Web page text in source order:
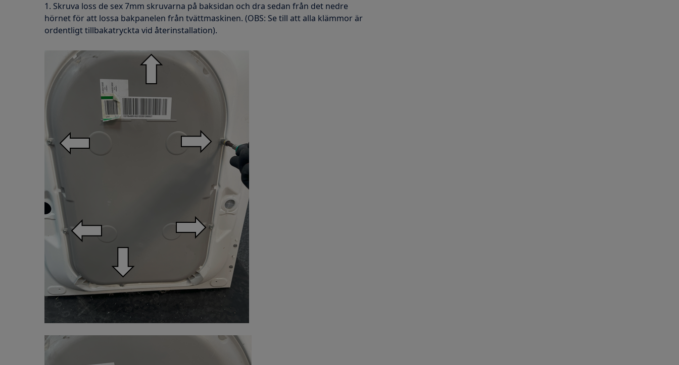
1. Skruva loss de sex 7mm skruvarna på baksidan och dra sedan från det nedre
hörnet för att lossa bakpanelen från tvättmaskinen. (OBS: Se till att alla klämmor är
ordentligt tillbakatryckta vid återinstallation).